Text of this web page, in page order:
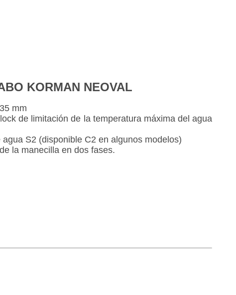
KORMAN NEOVAL
mm
de limitación de la temperatura máxima del agua
S2 (disponible C2 en algunos modelos)
la manecilla en dos fases.